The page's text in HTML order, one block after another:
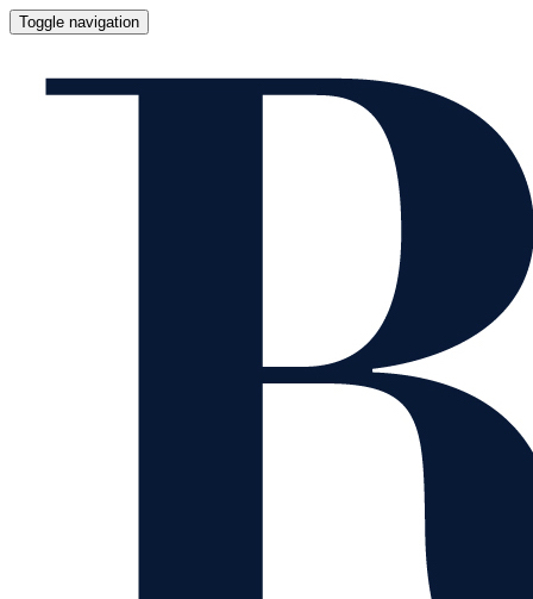
Toggle navigation